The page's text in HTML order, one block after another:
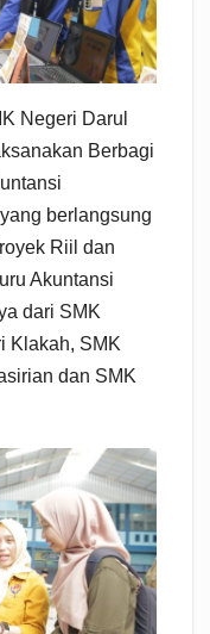
Negeri Darul
Berbagi
berlangsung
Riil dan
Akuntansi
dari SMK
Klakah, SMK
dan SMK